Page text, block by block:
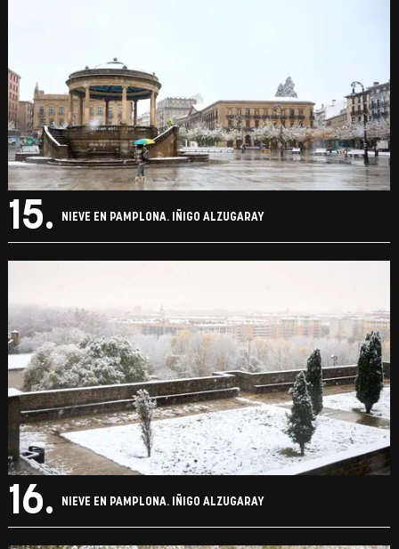
15. NIEVE EN PAMPLONA. IÑIGO ALZUGARAY
16. NIEVE EN PAMPLONA. IÑIGO ALZUGARAY